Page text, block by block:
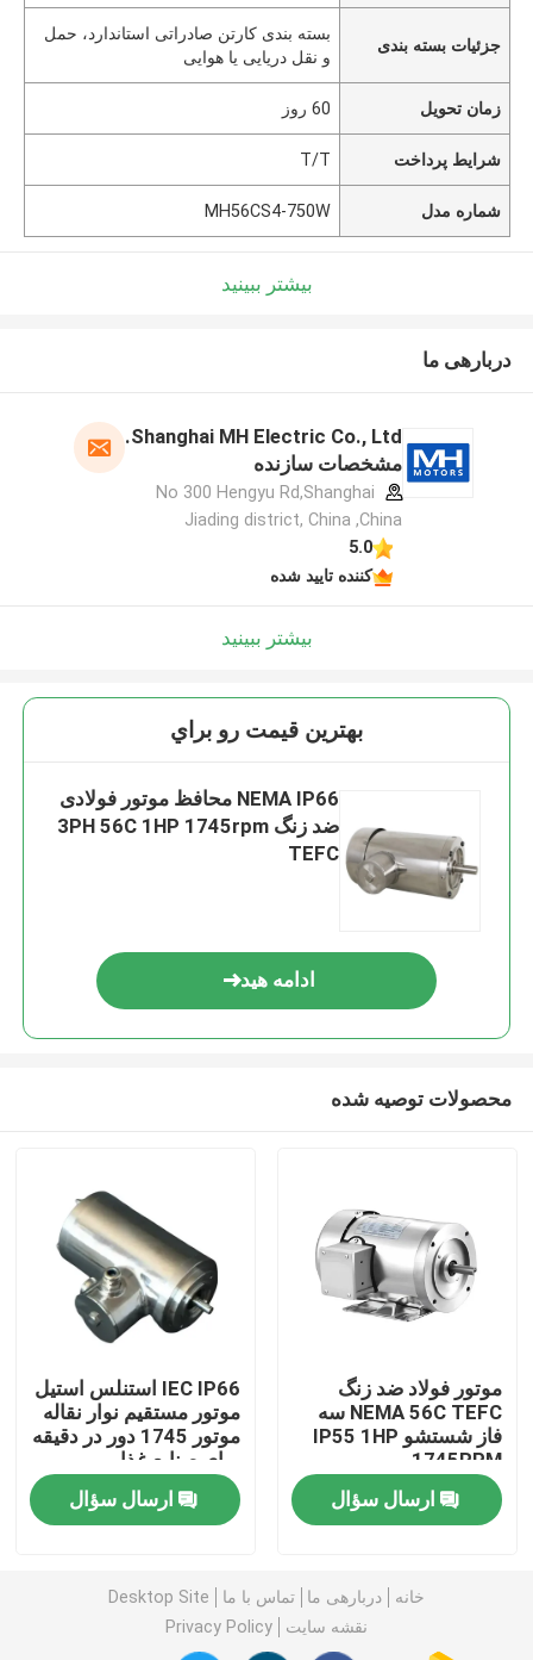
خانه
فیلم های
جزئیات بسته بندی
بسته بندی کارتن صادراتی استاندارد، حمل
و نقل دریایی یا هوایی
زمان تحویل 60 روز
شرایط پرداخت T/T
شماره مدل MH56CS4-750W
بیشتر ببینید
دربارهی ما
Shanghai MH Electric Co., Ltd.
مشخصات سازنده
No 300 Hengyu Rd,Shanghai
Jiading district, China ,China
5.0
کننده تایید شده
بیشتر ببینید
بهترين قيمت رو براي
NEMA IP66 محافظ موتور فولادی
ضد زنگ 3PH 56C 1HP 1745rpm
TEFC
ادامه هید
محصولات توصیه شده
موتور فولاد ضد زنگ
NEMA 56C TEFC سه
فاز شستشو IP55 1HP
1745RPM
ارسال سؤال
IEC IP66 استنلس استیل
موتور مستقیم نوار نقاله
موتور 1745 دور در دقیقه
برای صنایع غذایی
ارسال سؤال
خانه دربارهی ما تماس با ما
Desktop Site
نقشه سایت
Privacy Policy